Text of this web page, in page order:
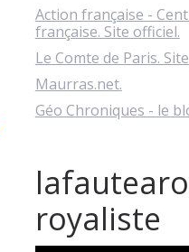
Action française -
française. Site officiel.
Le Comte de Paris.
Maurras.net.
Géo Chroniques - le
royaliste